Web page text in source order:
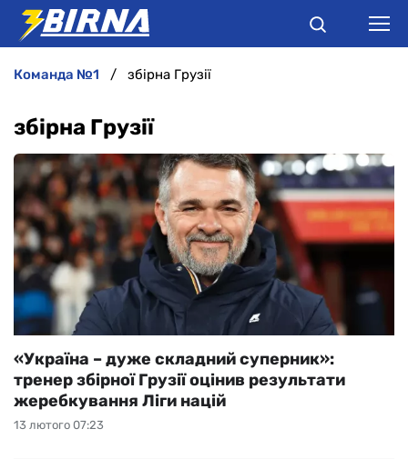
АНАЛІТИКА
ІНТЕРВ'Ю
РІЗНЕ
БУКМЕКЕРИ
команда №1 збірна Грузії
збірна Грузії
13 лютого 07:23
«Україна – дуже складний суперник»:
тренер збірної Грузії оцінив результати
жеребкування Ліги націй